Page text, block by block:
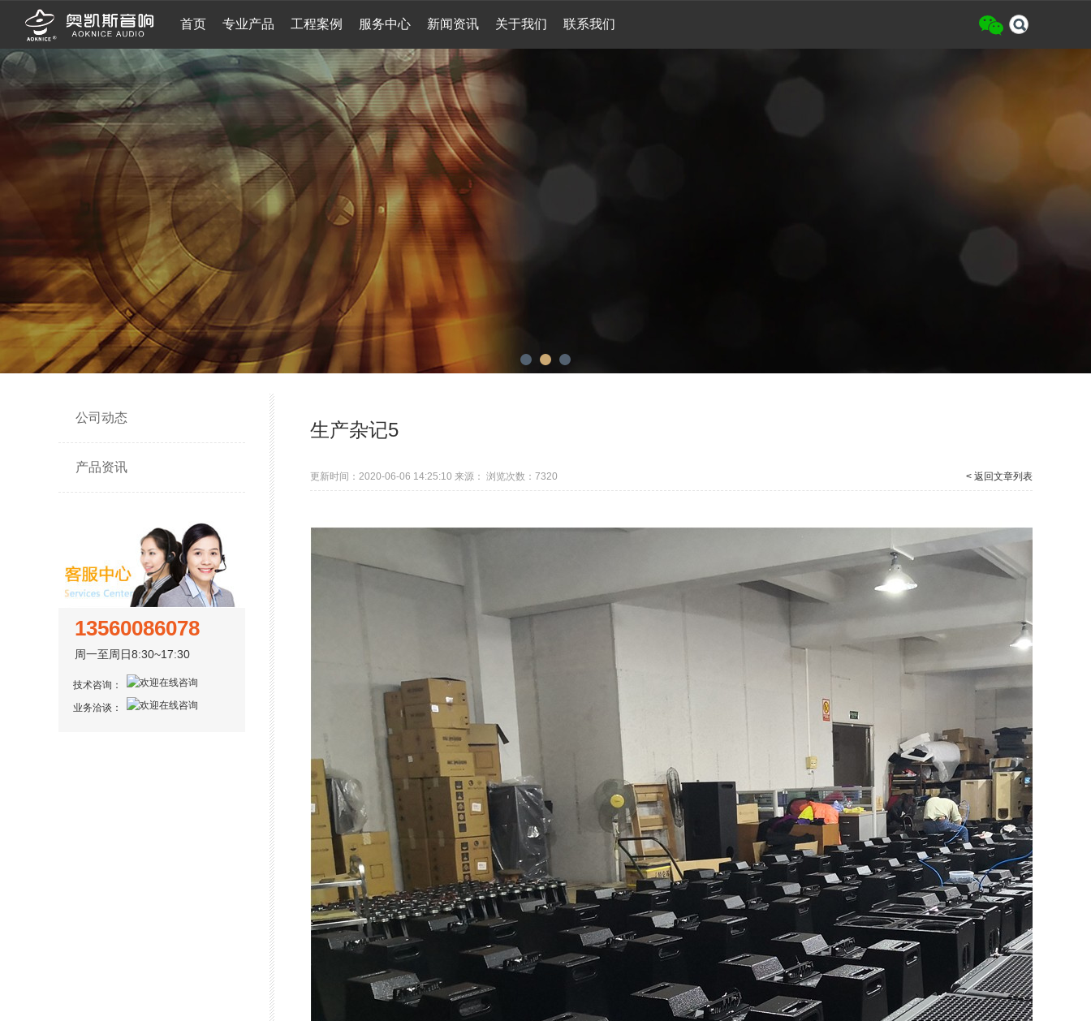
首页 专业产品 工程案例 服务中心 新闻资讯 关于我们 联系我们
公司动态
产品资讯
13560086078
周一至周日8:30~17:30
技术咨询：
业务洽谈：
生产杂记5
更新时间：2020-06-06 14:25:10 来源： 浏览次数：7320 < 返回文章列表